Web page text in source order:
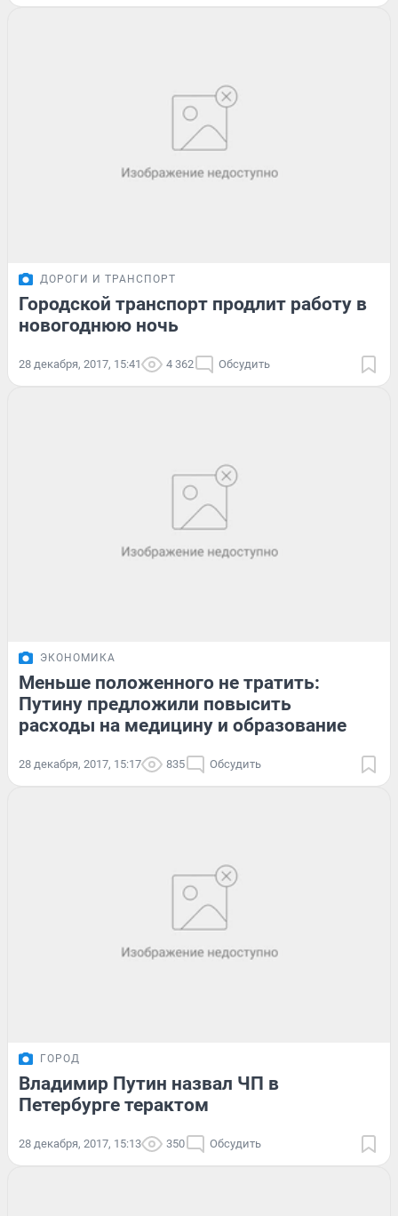
ДОРОГИ И ТРАНСПОРТ
Городской транспорт продлит работу в
новогоднюю ночь
28 декабря, 2017, 15:41 4 362 Обсудить
ЭКОНОМИКА
Меньше положенного не тратить:
Путину предложили повысить
расходы на медицину и образование
28 декабря, 2017, 15:17 835 Обсудить
ГОРОД
Владимир Путин назвал ЧП в
Петербурге терактом
28 декабря, 2017, 15:13 350 Обсудить